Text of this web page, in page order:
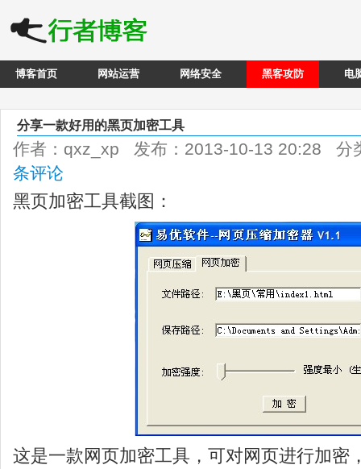
博客首页 网站运营 网络安全 黑客攻防 电
分享一款好用的黑页加密工具
作者：qxz_xp 发布：2013-10-13 20:28 分
条评论
黑页加密工具截图：
这是一款网页加密工具，可对网页进行加密